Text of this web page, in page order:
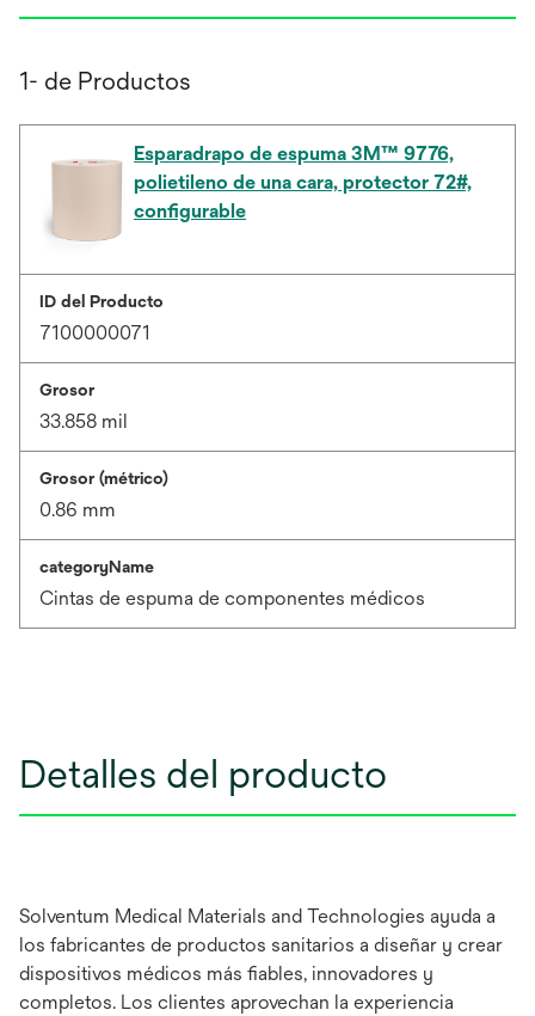
1- de Productos
Esparadrapo de espuma 3M™ 9776,
polietileno de una cara, protector 72#,
configurable
ID del Producto
7100000071
Grosor
33.858 mil
Grosor (métrico)
0.86 mm
categoryName
Cintas de espuma de componentes médicos
Detalles del producto
Solventum Medical Materials and Technologies ayuda a
los fabricantes de productos sanitarios a diseñar y crear
dispositivos médicos más fiables, innovadores y
completos. Los clientes aprovechan la experiencia